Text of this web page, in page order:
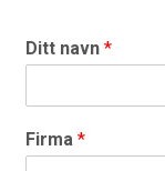
Ditt navn*
Firma*